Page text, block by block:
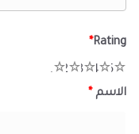
Rating
*
5
4
3
2
الاسم *